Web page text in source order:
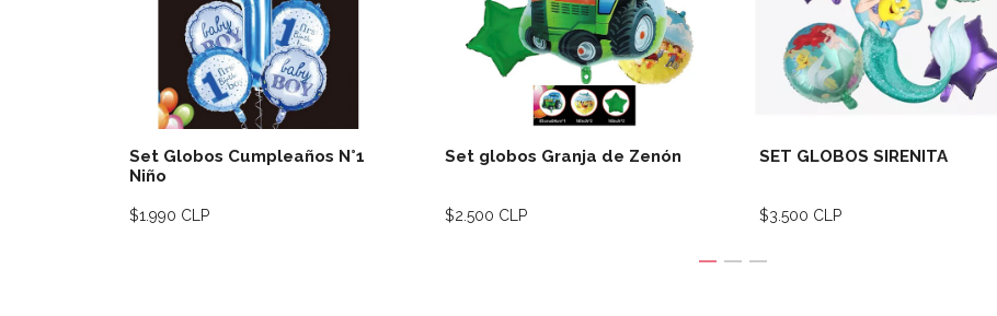
Set Globos Cumpleaños N°1
Niño
Ver detalles
$1.990 CLP
Set globos Granja de Zenón
Ver detalles
$2.500 CLP
SET GLOBOS SIRENITA
Ver detalles
$3.500 CLP